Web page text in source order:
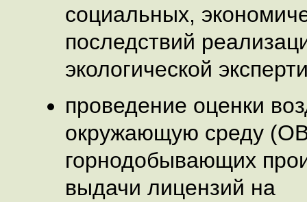
социальных,
последствий
экологической
проведение оценки
окружающую среду
горнодобывающих
выдачи лицензий на